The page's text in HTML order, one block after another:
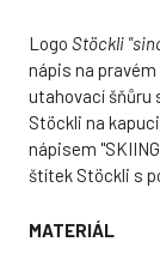
Logo Stöckli
nápis na pravém
utahovací šňůru
Stöckli na
nápisem
štítek Stöckli s
MATERIÁL